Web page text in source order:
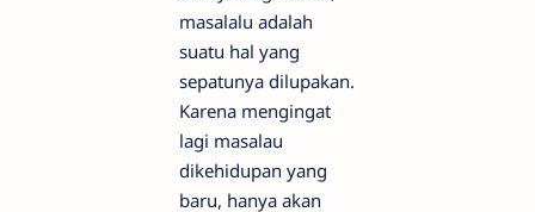
masalalu adalah
suatu hal yang
sepatunya dilupakan.
Karena mengingat
lagi masalau
dikehidupan yang
baru, hanya akan